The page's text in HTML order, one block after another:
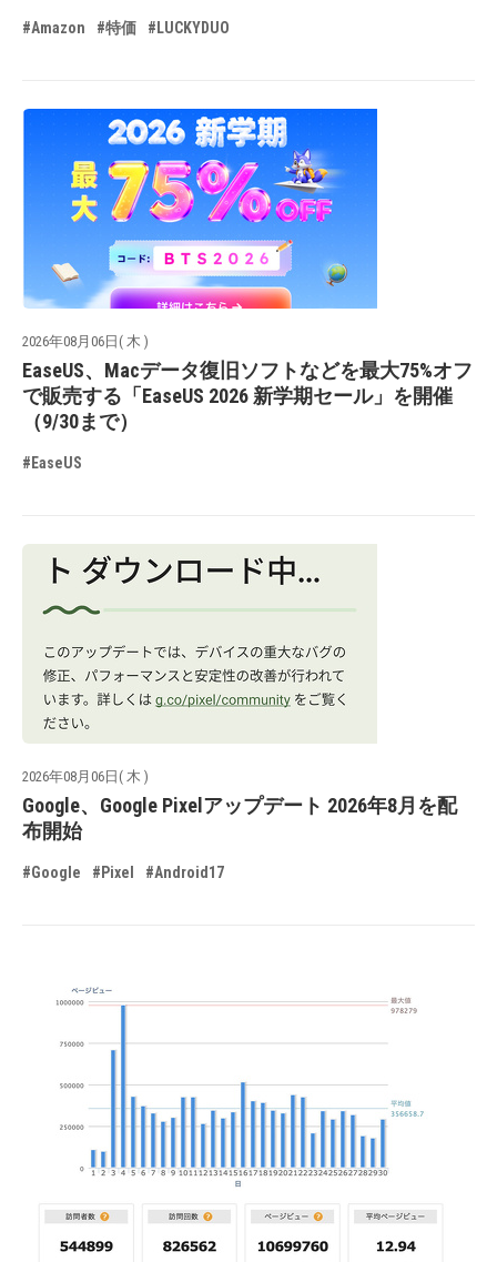
#Amazon #特価 #LUCKYDUO
2026年08月06日( 木 )
EaseUS、Macデータ復旧ソフトなどを最大75%オフ
で販売する「EaseUS 2026 新学期セール」を開催
（9/30まで）
#EaseUS
2026年08月06日( 木 )
Google、Google Pixelアップデート 2026年8月を配
布開始
#Google #Pixel #Android17